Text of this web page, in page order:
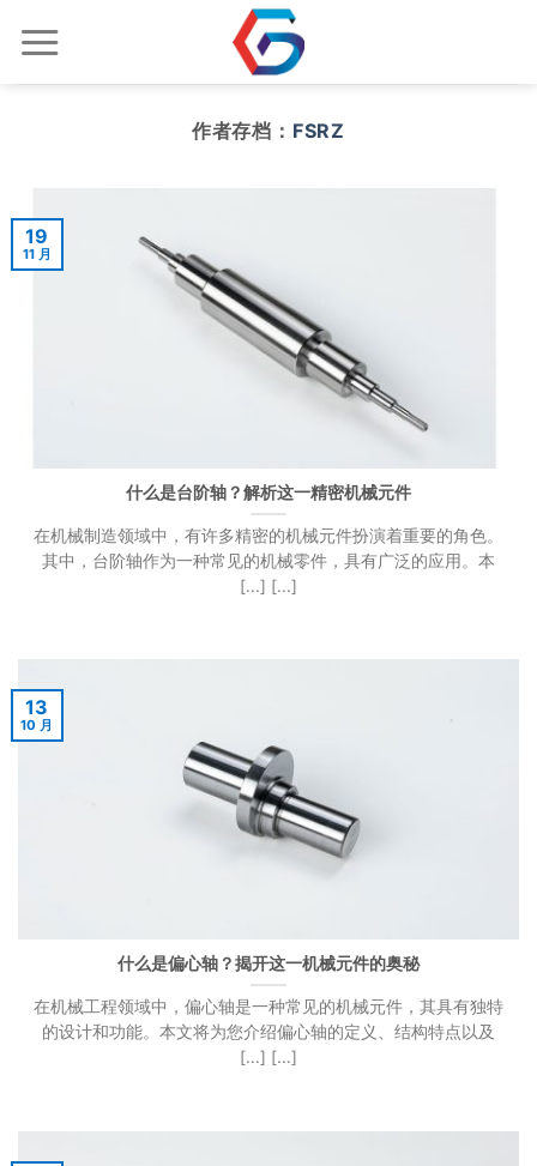
作者存档： FSRZ
什么是台阶轴？解析这一精密机械元件
在机械制造领域中，有许多精密的机械元件扮演着重要的角色。
其中，台阶轴作为一种常见的机械零件，具有广泛的应用。本
[...] [...]
19
11 月
什么是偏心轴？揭开这一机械元件的奥秘
在机械工程领域中，偏心轴是一种常见的机械元件，其具有独特
的设计和功能。本文将为您介绍偏心轴的定义、结构特点以及
[...] [...]
13
10 月